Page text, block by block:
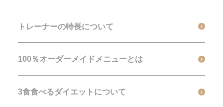
トレーナーの特長について
100％オーダーメイドメニューとは
3食食べるダイエットについて